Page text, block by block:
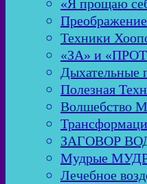
«Я прощаю
Техники
«ЗА» и
Полезная
Волшебство
ЗАГОВОР
Мудрые
Лечебное